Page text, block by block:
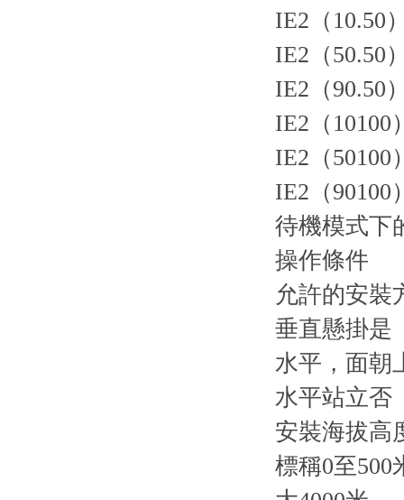
IE2（10.50
IE2（50.50
IE2（90.50
IE2（10100
IE2（50100
IE2（90100
待機模式下
操作條件
允許的安裝
垂直懸掛是
水平，面朝
水平站立否
安裝海拔高
標稱0至500